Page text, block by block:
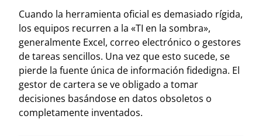
Cuando la herramienta oficial es demasiado rígida,
los equipos recurren a la «TI en la sombra»,
generalmente Excel, correo electrónico o gestores
de tareas sencillos. Una vez que esto sucede, se
pierde la fuente única de información fidedigna. El
gestor de cartera se ve obligado a tomar
decisiones basándose en datos obsoletos o
completamente inventados.